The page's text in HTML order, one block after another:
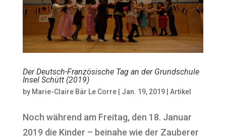
Der Deutsch-Französische Tag an der Grundschule
Insel Schütt (2019)
by Marie-Claire Bär Le Corre| Jan. 19, 2019| Artikel
Noch während am Freitag, den 18. Januar
2019 die Kinder – beinahe wie der Zauberer